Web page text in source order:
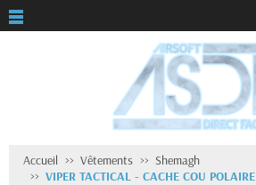
Accueil Vêtements
Shemagh
VIPER TACTICAL - CACHE COU POLAIRE